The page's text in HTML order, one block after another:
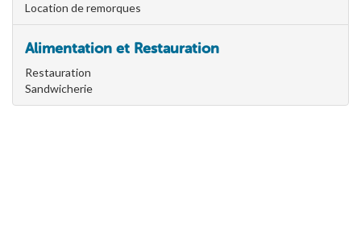
Location de remorques
Alimentation et Restauration
Restauration
Sandwicherie